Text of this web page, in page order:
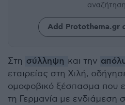
Add Protothema.gr
Στη σύλληψη και την
εταιρείας στη Χιλή,
ομοφοβικό ξέσπασμα που
τη Γερμανία με ενδιάμεση